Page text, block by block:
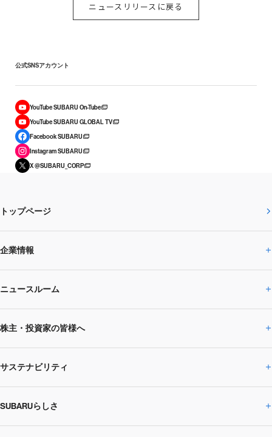
ニュースリリースに戻る
公式SNSアカウント
YouTube SUBARU On-Tube
YouTube SUBARU GLOBAL TV
Facebook SUBARU
Instagram SUBARU
X @SUBARU_CORP
トップページ
企業情報
企業情報トップ
SUBARUのありたい姿
SUBARU 2025方針
事業所・関係会社
ニュースルーム
ニュースルームトップ
ニュースリリース
閉じる
株主・投資家の皆様へ
株主・投資家の皆様へトップ
企業・経営
サステナビリティ
サステナビリティトップ
SUBARUらしさ